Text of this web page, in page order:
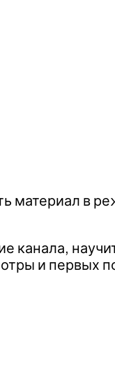
материал в
канала,
и первых